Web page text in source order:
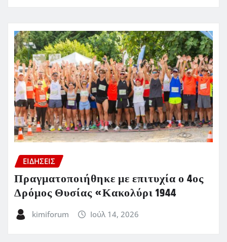
ΕΙΔΗΣΕΙΣ
Πραγματοποιήθηκε με επιτυχία ο 4ος
Δρόμος Θυσίας «Κακολύρι 1944
kimiforum Ιούλ 14, 2026